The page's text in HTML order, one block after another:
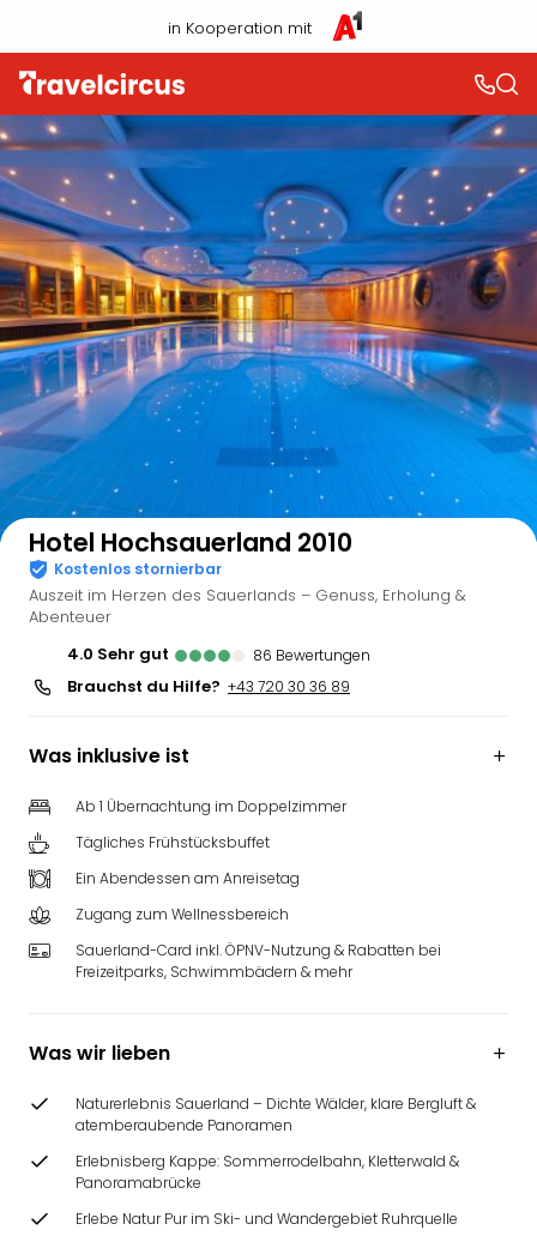
in Kooperation mit
Auf der Karte anzeigen
Hotel Hochsauerland 2010
Kostenlos stornierbar
Auszeit im Herzen des Sauerlands – Genuss, Erholung &
Abenteuer
4.0
sehr gut 86 Bewertungen
Brauchst du Hilfe? +43 720 30 36 89
Was inklusive ist
Ab 1 Übernachtung im Doppelzimmer
Tägliches Frühstücksbuffet
Ein Abendessen am Anreisetag
Zugang zum Wellnessbereich
Sauerland-Card inkl. ÖPNV-Nutzung & Rabatten bei
Freizeitparks, Schwimmbädern & mehr
Was wir lieben
Naturerlebnis Sauerland – Dichte Wälder, klare Bergluft &
atemberaubende Panoramen
Erlebnisberg Kappe: Sommerrodelbahn, Kletterwald &
Panoramabrücke
Erlebe Natur Pur im Ski- und Wandergebiet Ruhrquelle